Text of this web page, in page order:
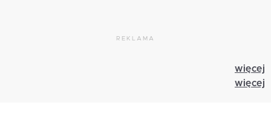
REKLAMA
więcej
więcej